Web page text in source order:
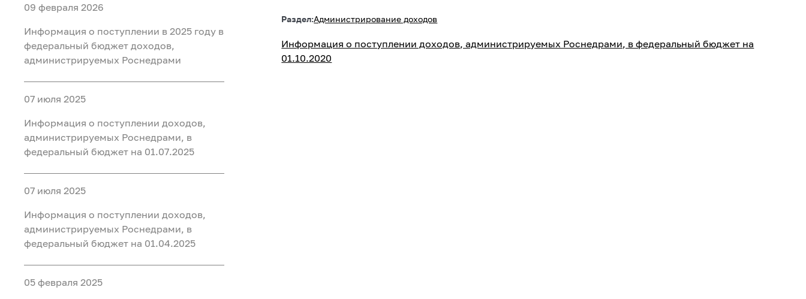
09 февраля 2026
Информация о поступлении в 2025 году в
федеральный бюджет доходов,
администрируемых Роснедрами
07 июля 2025
Информация о поступлении доходов,
администрируемых Роснедрами, в
федеральный бюджет на 01.07.2025
07 июля 2025
Информация о поступлении доходов,
администрируемых Роснедрами, в
федеральный бюджет на 01.04.2025
05 февраля 2025
Раздел:Администрирование доходов
Информация о поступлении доходов, администрируемых Роснедрами, в федеральный бюджет на
01.10.2020